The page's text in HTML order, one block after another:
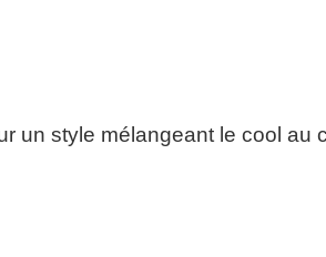
un style mélangeant le cool au